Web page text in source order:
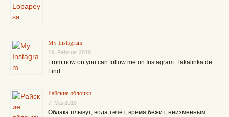
My Instagram
19. Februar 2019
From now on you can follow me on Instagram: lakalinka.de.
Find …
Райские яблочки
7. Mai 2018
Облака плывут, вода течёт, время бежит, неизменным